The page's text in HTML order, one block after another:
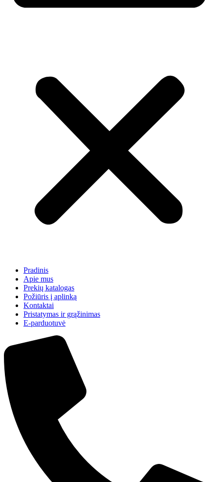
Pradinis
Apie mus
Prekių katalogas
Požiūris į aplinką
Kontaktai
Pristatymas ir grąžinimas
E-parduotuvė